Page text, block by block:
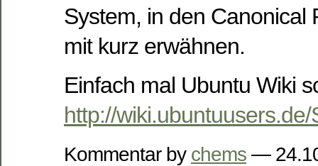
System, in den Canonical
mit kurz erwähnen.
Einfach mal Ubuntu Wiki
http://wiki.ubuntuusers.de/
Kommentar by chems —